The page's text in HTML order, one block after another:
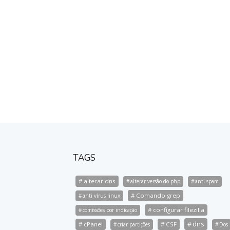
TAGS
alterar dns alterar versão do php
anti spam
anti vírus linux
Comando grep
comissões por indicação
configurar filezilla
cPanel
criar partições CSF dns Dos